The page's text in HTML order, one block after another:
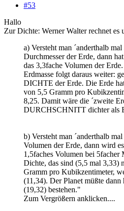
#53
Hallo
Zur Dichte: Werner Walter rechnet
a) Versteht man ´anderthalb
Durchmesser der Erde, dann
das 3,3fache Volumen der
Erdmasse folgt daraus weiter:
DICHTE der Erde. Die Erde
von 5,5 Gramm pro
8,25. Damit wäre die ´zweite
DURCHSCHNITT dichter als
b) Versteht man ´anderthalb
Volumen der Erde, dann wird
1,5faches Volumen bei 5facher
Dichte, das sind (5,5 mal 3,33)
Gramm pro Kubikzentimeter,
(11,34). Der Planet müßte dann
(19,32) bestehen."
Zum Vergrößern anklicken....